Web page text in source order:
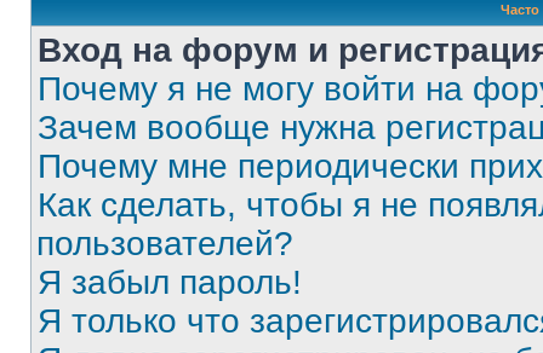
Вход на форум и
Почему я не могу войти на
Зачем вообще нужна
Почему мне периодически
Как сделать, чтобы я не
пользователей?
Я забыл пароль!
Я только что